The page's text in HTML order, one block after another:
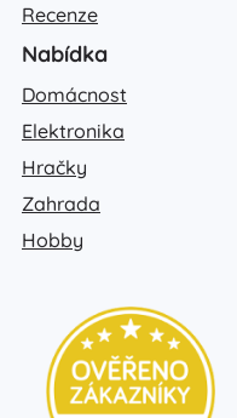
Recenze
Nabídka
Domácnost
Elektronika
Hračky
Zahrada
Hobby